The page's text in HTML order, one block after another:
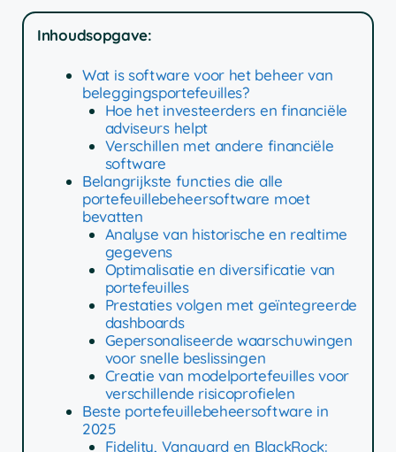
Inhoudsopgave:
Wat is software voor het beheer van
beleggingsportefeuilles?
Hoe het investeerders en financiële
adviseurs helpt
Verschillen met andere financiële
software
Belangrijkste functies die alle
portefeuillebeheersoftware moet
bevatten
Analyse van historische en realtime
gegevens
Optimalisatie en diversificatie van
portefeuilles
Prestaties volgen met geïntegreerde
dashboards
Gepersonaliseerde waarschuwingen
voor snelle beslissingen
Creatie van modelportefeuilles voor
verschillende risicoprofielen
Beste portefeuillebeheersoftware in
2025
Fidelity, Vanguard en BlackRock: